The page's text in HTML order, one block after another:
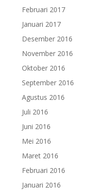
Februari 2017
Januari 2017
Desember 2016
November 2016
Oktober 2016
September 2016
Agustus 2016
Juli 2016
Juni 2016
Mei 2016
Maret 2016
Februari 2016
Januari 2016